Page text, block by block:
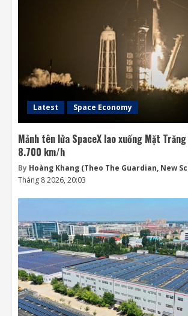
6 Tháng 8 2026, 19:28
4
Honda quay lại lĩnh vực
robot siêu khéo léo
6 Tháng 8 2026, 06:35
Latest Space Economy
Mảnh tên lửa SpaceX lao xuống Mặt
8.700 km/h
By Hoàng Khang (Theo The Guardian, New
Tháng 8 2026, 20:03